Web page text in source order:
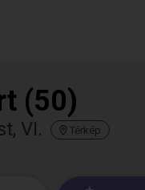
(50)
VI. Térkép